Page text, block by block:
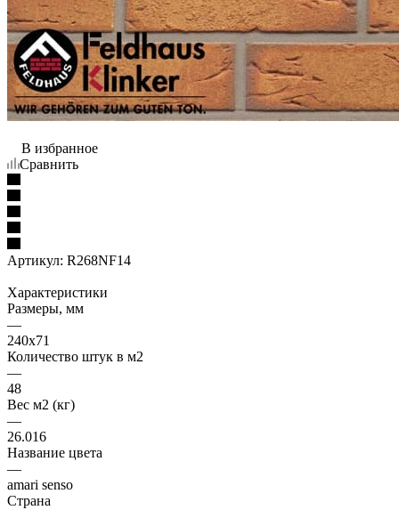
В избранное
Сравнить
Артикул: R268NF14
Характеристики
Размеры, мм
—
240x71
Количество штук в м2
—
48
Вес м2 (кг)
—
26.016
Название цвета
—
amari senso
Страна